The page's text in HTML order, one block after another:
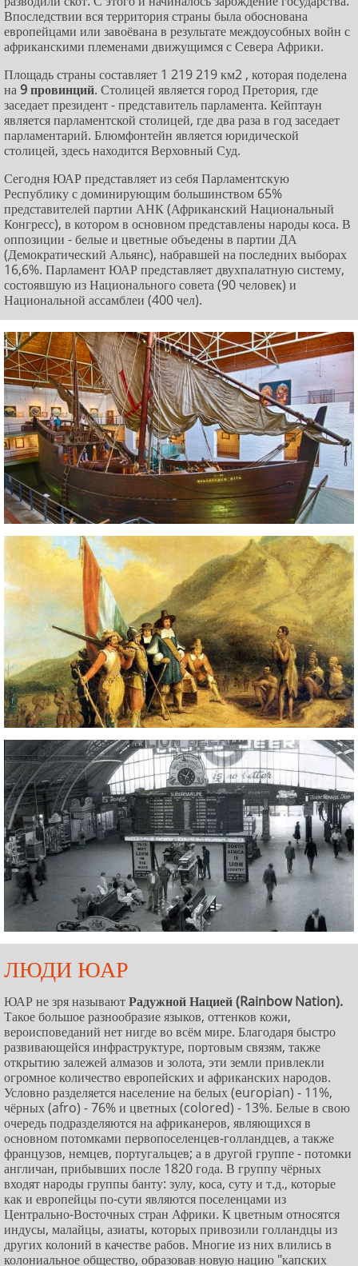
Впоследствии вся территория страны была обоснована
европейцами или завоёвана в результате междоусобных войн с
африканскими племенами движущимся с Севера Африки.
Площадь страны составляет 1 219 219 км2 , которая поделена
на 9 провинций. Столицей является город Претория, где
заседает президент - представитель парламента. Кейптаун
является парламентской столицей, где два раза в год заседает
парламентарий. Блюмфонтейн является юридической
столицей, здесь находится Верховный Суд.
Сегодня ЮАР представляет из себя Парламентскую
Республику с доминирующим большинством 65%
представителей партии АНК (Африканский Национальный
Конгресс), в котором в основном представлены народы коса. В
оппозиции - белые и цветные объедены в партии ДА
(Демократический Альянс), набравшей на последних выборах
16,6%. Парламент ЮАР представляет двухпалатную систему,
состоявшую из Национального совета (90 человек) и
Национальной ассамблеи (400 чел).
ЛЮДИ ЮАР
ЮАР не зря называютРадужной Нацией (Rainbow Nation).
Такое большое разнообразие языков, оттенков кожи,
вероисповеданий нет нигде во всём мире. Благодаря быстро
развивающейся инфраструктуре, портовым связям, также
открытию залежей алмазов и золота, эти земли привлекли
огромное количество европейских и африканских народов.
Условно разделяется население на белых (europian) - 11%,
чёрных (afro) - 76% и цветных (colored) - 13%. Белые в свою
очередь подразделяются на африканеров, являющихся в
основном потомками первопоселенцев-голландцев, а также
французов, немцев, португальцев; а в другой группе - потомки
англичан, прибывших после 1820 года. В группу чёрных
входят народы группы банту: зулу, коса, суту и т.д., которые
как и европейцы по-сути являются поселенцами из
Центрально-Восточных стран Африки. К цветным относятся
индусы, малайцы, азиаты, которых привозили голландцы из
других колоний в качестве рабов. Многие из них влились в
колониальное общество, образовав новую нацию "капских